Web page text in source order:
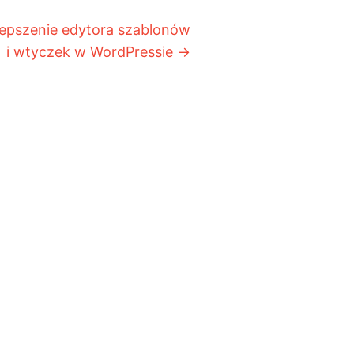
edytora szablonów
i wtyczek w WordPressie →